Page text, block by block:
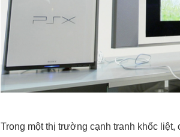
Trong một thị trường cạnh tranh khốc liệt,